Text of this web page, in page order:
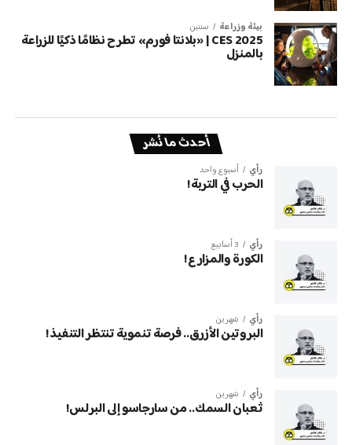
بيئة وزراعة سنتين
CES 2025 | «بلانتا فورم» تطرح نظامًا ذكيًا للزراعة
بالمنزل
أحدث ما نُشر
رأي أسبوع واحد
الحرب في التربة!
رأي 3 أسابيع
الكورة والمزارع!
رأي شهرين
البروتين الأزرق.. فرصة تنموية تنتظر التنفيذ!
رأي شهرين
ثعبان السمك.. من سارجاسو إلى البرلس!